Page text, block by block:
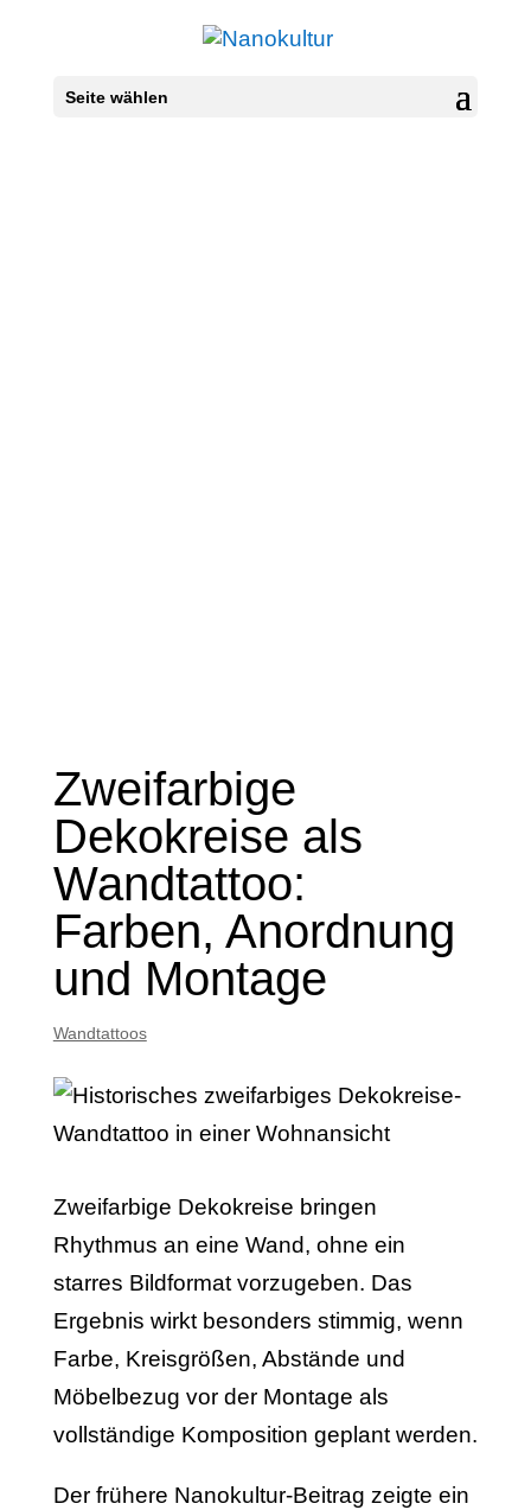
Seite wählen
Zweifarbige
Dekokreise als
Wandtattoo:
Farben, Anordnung
und Montage
Wandtattoos
Zweifarbige Dekokreise bringen
Rhythmus an eine Wand, ohne ein
starres Bildformat vorzugeben. Das
Ergebnis wirkt besonders stimmig, wenn
Farbe, Kreisgrößen, Abstände und
Möbelbezug vor der Montage als
vollständige Komposition geplant werden.
Der frühere Nanokultur-Beitrag zeigte ein